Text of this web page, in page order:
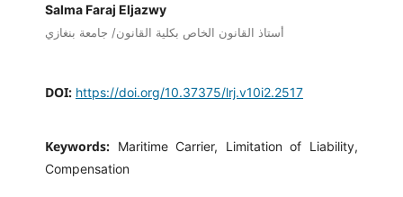
Salma Faraj Eljazwy
أستاذ القانون الخاص بكلية القانون/ جامعة بنغازي
DOI: https://doi.org/10.37375/lrj.v10i2.2517
Keywords: Maritime Carrier, Limitation of Liability,
Compensation